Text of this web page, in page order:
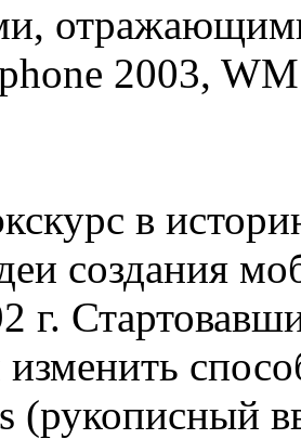
2003,
в
создания
г.
(рукописный